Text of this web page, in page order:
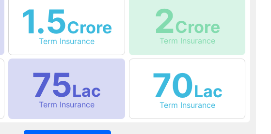
1.5Crore
Term Insurance
2Crore
Term Insurance
75Lac
Term Insurance 70Lac
Term Insurance